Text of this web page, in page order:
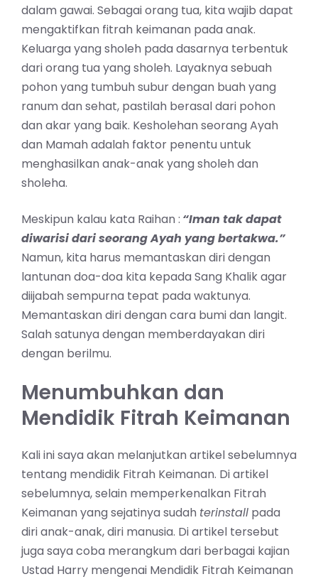
dalam gawai. Sebagai orang tua, kita wajib dapat
mengaktifkan fitrah keimanan pada anak.
Keluarga yang sholeh pada dasarnya terbentuk
dari orang tua yang sholeh. Layaknya sebuah
pohon yang tumbuh subur dengan buah yang
ranum dan sehat, pastilah berasal dari pohon
dan akar yang baik. Kesholehan seorang Ayah
dan Mamah adalah faktor penentu untuk
menghasilkan anak-anak yang sholeh dan
sholeha.
Meskipun kalau kata Raihan : “Iman tak dapat
diwarisi dari seorang Ayah yang bertakwa.”
Namun, kita harus memantaskan diri dengan
lantunan doa-doa kita kepada Sang Khalik agar
diijabah sempurna tepat pada waktunya.
Memantaskan diri dengan cara bumi dan langit.
Salah satunya dengan memberdayakan diri
dengan berilmu.
Menumbuhkan dan
Mendidik Fitrah Keimanan
Kali ini saya akan melanjutkan artikel sebelumnya
tentang mendidik Fitrah Keimanan. Di artikel
sebelumnya, selain memperkenalkan Fitrah
Keimanan yang sejatinya sudah terinstall pada
diri anak-anak, diri manusia. Di artikel tersebut
juga saya coba merangkum dari berbagai kajian
Ustad Harry mengenai Mendidik Fitrah Keimanan